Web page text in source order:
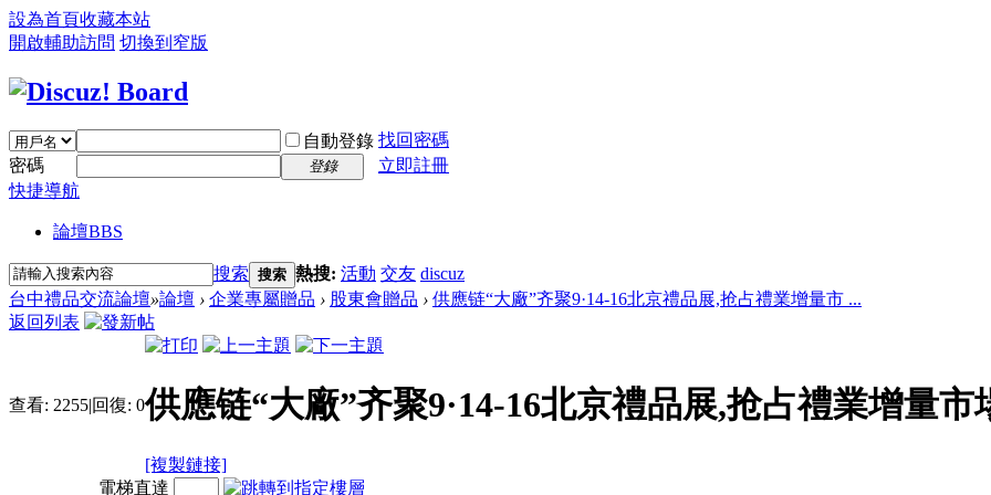
設為首頁收藏本站
開啟輔助訪問 切換到窄版
自動登錄 找回密碼
密碼
登錄
立即註冊
快捷導航
論壇BBS
搜索 搜索 熱搜: 活動 交友 discuz
台中禮品交流論壇»論壇 › 企業專屬贈品 › 股東會贈品 › 供應链“大廠”齐聚9·14-16北京禮品展,抢占禮業增量市 ...
返回列表
查看: 2255|回復: 0供應链“大廠”齐聚9·14-16北京禮品展,抢占禮業增量市
[複製鏈接]
電梯直達